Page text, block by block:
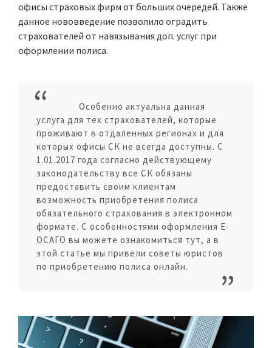
офисы страховых фирм от больших очередей. Также
данное нововведение позволило оградить
страхователей от навязывания доп. услуг при
оформлении полиса.
Особенно актуальна данная
услуга для тех страхователей, которые
проживают в отдаленных регионах и для
которых офисы СК не всегда доступны. С
1.01.2017 года согласно действующему
законодательству все СК обязаны
предоставить своим клиентам
возможность приобретения полиса
обязательного страхования в электронном
формате. С особенностями оформления Е-
ОСАГО вы можете ознакомиться тут, а в
этой статье мы привели советы юристов
по приобретению полиса онлайн.